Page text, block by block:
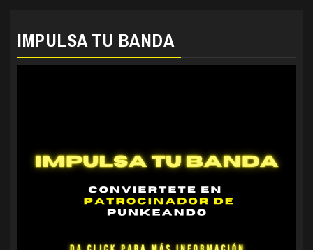
IMPULSA TU BANDA